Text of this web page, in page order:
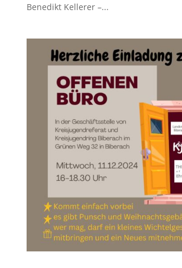
Benedikt Kellerer –...